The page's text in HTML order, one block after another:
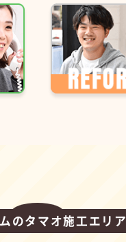
のタマオ施工エリア